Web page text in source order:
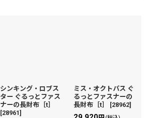
絞り込む
シンキング・ロブス
ター ぐるっとファス
ナーの長財布［t］
[28961]
ミス・オクトパス ぐ
るっとファスナーの
長財布［t］
[28962]